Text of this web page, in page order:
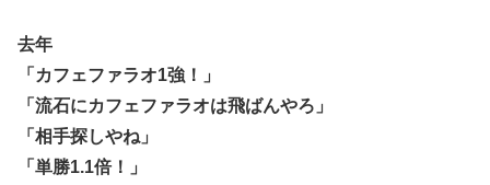
去年
「カフェファラオ1強！」
「流石にカフェファラオは飛ばんやろ」
「相手探しやね」
「単勝1.1倍！」